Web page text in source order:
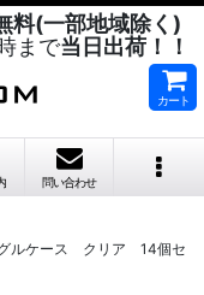
料(一部地域除く)
まで当日出荷！！
カート
問い合わせ
グルケース クリア 14個セ